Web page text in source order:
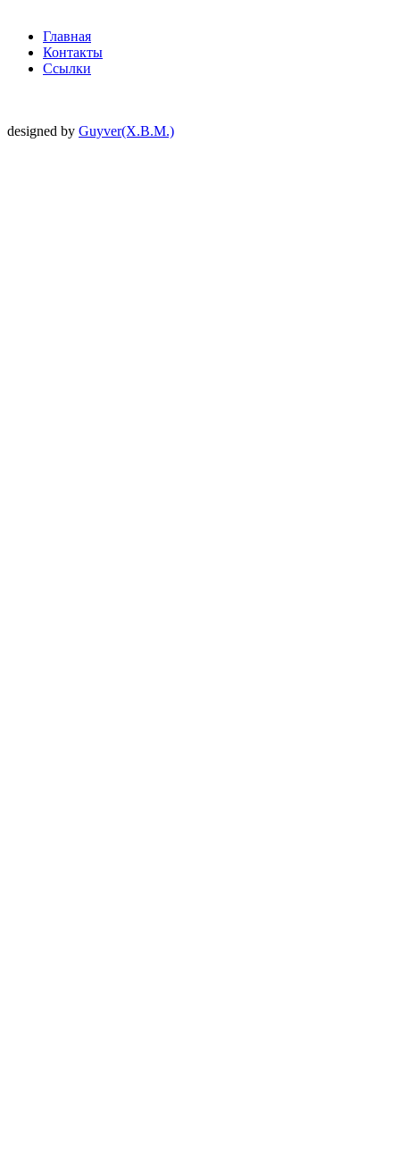
Главная
Контакты
Ссылки
designed by Guyver(X.B.M.)